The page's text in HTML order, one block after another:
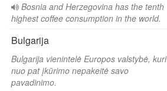
Bosnia and Herzegovina has the tenth
highest coffee consumption in the world.
Bulgarija
Bulgarija vienintelė Europos valstybė, kuri
nuo pat įkūrimo nepakeitė savo
pavadinimo.